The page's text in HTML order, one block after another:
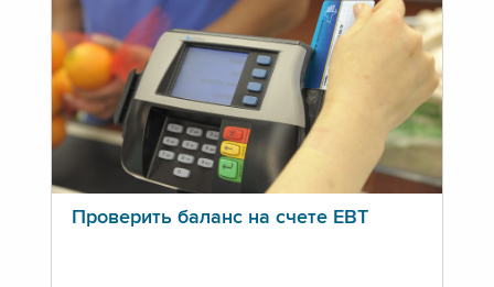
Проверить баланс на счете ЕВТ